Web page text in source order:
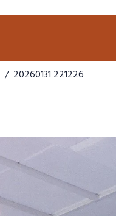
20260131 221226